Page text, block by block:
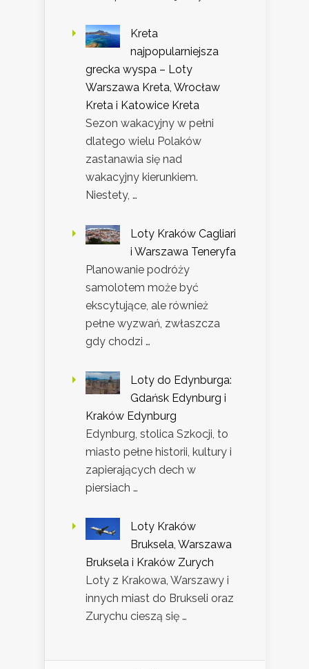
Kreta
najpopularniejsza
grecka wyspa – Loty
Warszawa Kreta, Wrocław
Kreta i Katowice Kreta
Sezon wakacyjny w pełni
dlatego wielu Polaków
zastanawia się nad
wakacyjny kierunkiem.
Niestety, …
Loty Kraków Cagliari
i Warszawa Teneryfa
Planowanie podróży
samolotem może być
ekscytujące, ale również
pełne wyzwań, zwłaszcza
gdy chodzi …
Loty do Edynburga:
Gdańsk Edynburg i
Kraków Edynburg
Edynburg, stolica Szkocji, to
miasto pełne historii, kultury i
zapierających dech w
piersiach …
Loty Kraków
Bruksela, Warszawa
Bruksela i Kraków Zurych
Loty z Krakowa, Warszawy i
innych miast do Brukseli oraz
Zurychu cieszą się …